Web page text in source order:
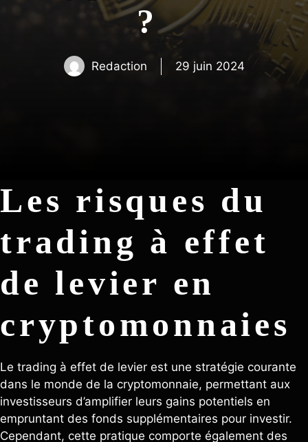
?
Redaction 29 juin 2024
Les risques du
trading à effet
de levier en
cryptomonnaies
Le trading à effet de levier est une stratégie courante
dans le monde de la cryptomonnaie, permettant aux
investisseurs d’amplifier leurs gains potentiels en
empruntant des fonds supplémentaires pour investir.
Cependant, cette pratique comporte également des